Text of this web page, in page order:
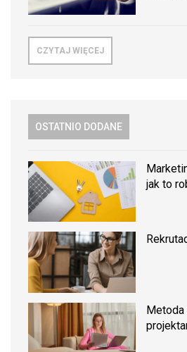
CZYTAJ WIĘCEJ
OSTATNIO DODANE
jak to